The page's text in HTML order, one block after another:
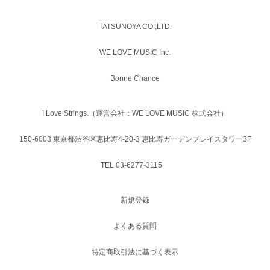
TATSUNOYA CO.,LTD.
WE LOVE MUSIC Inc.
Bonne Chance
I Love Strings.（運営会社：WE LOVE MUSIC 株式会社）
150-6003 東京都渋谷区恵比寿4-20-3 恵比寿ガーデンプレイスタワー3F
TEL 03-6277-3115
新規登録
よくある質問
特定商取引法に基づく表示